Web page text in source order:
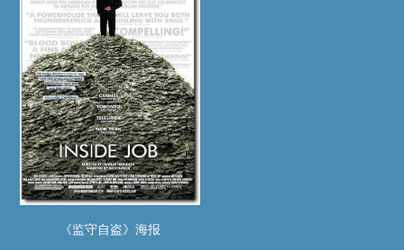
《监守自盗》海报